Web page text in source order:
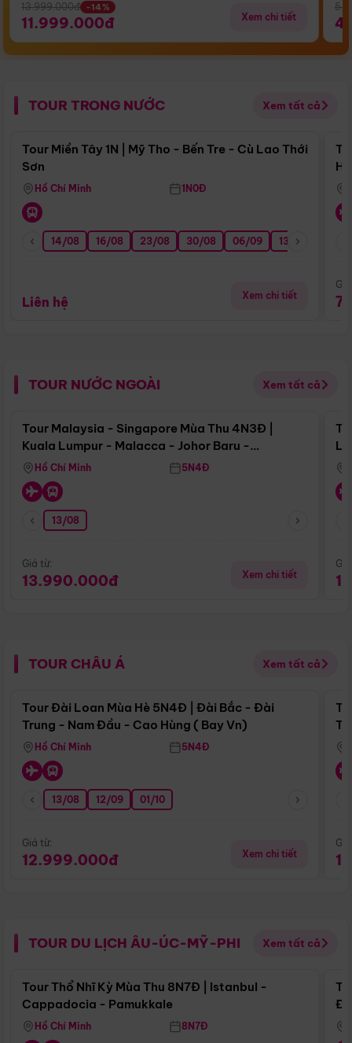
13.999.000đ -14%
11.999.000đ Xem chi tiết
TOUR TRONG NƯỚC Xem tất cả
Điểm nổi bật
Tour Miền Tây 1N | Mỹ Tho - Bến Tre - Cù Lao Thới
Sơn
Hồ Chí Minh 1N0Đ
14/08 16/08 23/08 30/08 06/09 13/09
Liên hệ Xem chi tiết
TOUR NƯỚC NGOÀI Xem tất cả
Điểm nổi bật
Tour Malaysia - Singapore Mùa Thu 4N3Đ |
Kuala Lumpur - Malacca - Johor Baru -
Singapore
Hồ Chí Minh 5N4Đ
13/08
Giá từ:
13.990.000đ Xem chi tiết
TOUR CHÂU Á Xem tất cả
Điểm nổi bật
Tour Đài Loan Mùa Hè 5N4Đ | Đài Bắc - Đài
Trung - Nam Đầu - Cao Hùng ( Bay Vn)
Hồ Chí Minh 5N4Đ
13/08 12/09 01/10
Giá từ:
12.999.000đ Xem chi tiết
TOUR DU LỊCH ÂU-ÚC-MỸ-PHI Xem tất cả
Điểm nổi bật
Tour Thổ Nhĩ Kỳ Mùa Thu 8N7Đ | Istanbul -
Cappadocia - Pamukkale
Hồ Chí Minh 8N7Đ